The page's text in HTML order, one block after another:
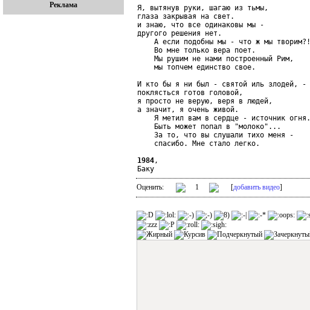
Реклама
Я, вытянув руки, шагаю из тьмы,
глаза закрывая на свет.
и знаю, что все одинаковы мы -
другого решения нет.
    А если подобны мы - что ж мы творим?!
    Во мне только вера поет.
    Мы рушим не нами построенный Рим,
    мы топчем единство свое.
И кто бы я ни был - святой иль злодей, -
поклясться готов головой,
я просто не верую, веря в людей,
а значит, я очень живой.
    Я метил вам в сердце - источник огня.
    Быть может попал в "молоко"...
    За то, что вы слушали тихо меня -
    спасибо. Мне стало легко.
1984 ,
Баку
Оценить: 1 [добавить видео]